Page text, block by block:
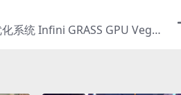
系统 Infini GRASS GPU Veget